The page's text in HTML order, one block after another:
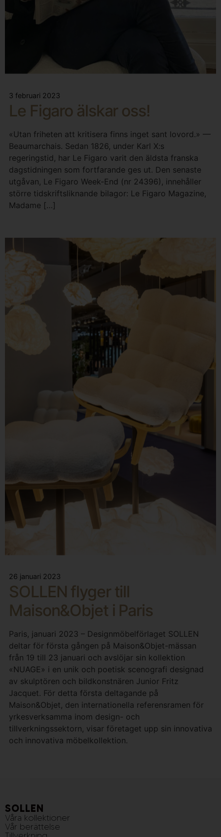
3 februari 2023
Le Figaro älskar oss!
«Utan friheten att kritisera finns inget sant lovord.» —
Beaumarchais. Sedan 1826, under Karl X:s
regeringstid, har Le Figaro varit den äldsta franska
dagstidningen som fortfarande ges ut. Den senaste
utgåvan, Le Figaro Week-End (nr 24396), innehåller
större tidskriftsliknande bilagor: Le Figaro Magazine,
Madame […]
26 januari 2023
SOLLEN flyger till
Maison&Objet i Paris
Paris, januari 2023 – Designmöbelförlaget SOLLEN
deltar för första gången på Maison&Objet-mässan
från 19 till 23 januari och avslöjar sin kollektion
«NUAGE» i en unik och poetisk scenografi designad
av skulptören och bildkonstnären Junior Fritz
Jacquet. För detta första deltagande på
Maison&Objet, den internationella referensramen för
yrkesverksamma inom design- och
tillverkningssektorn, visar företaget upp sin innovativa
och innovativa möbelkollektion.
SOLLEN
Våra kollektioner
Vår berättelse